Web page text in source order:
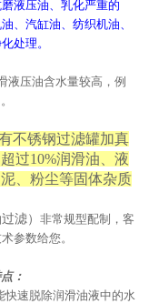
液压油、乳化严重的
、汽缸油、纺织机油、
处理。
液压油含水量较高，例
不锈钢过滤罐加真
过10%润滑油、液
、粉尘等固体杂质
滤）非常规型配制，客
参数给您。
：
速脱除润滑油液中的水